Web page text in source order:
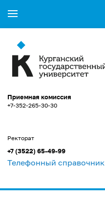
Приемная комиссия
+7-352-265-30-30
Ректорат
+7 (3522) 65-49-99
Телефонный справочник